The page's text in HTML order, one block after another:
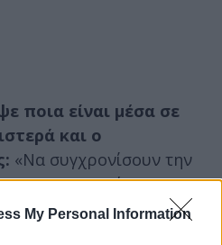
My Personal Information
ποια είναι μέσα σε
και ο
«Να συγχρονίσουν την
με τις ταχύτητες της
εξελιχθούν και να